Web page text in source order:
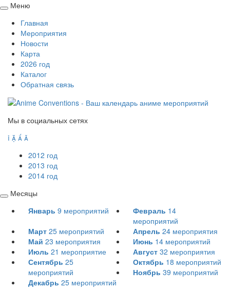
Свернуть
развернуть
Меню
Главная
Мероприятия
Новости
Карта
2026 год
Каталог
Обратная связь
Мы в социальных сетях
   
2012 год
2013 год
2014 год
Свернуть
Месяцы
Январь 9 мероприятий Февраль 14
мероприятий
Март 25 мероприятий Апрель 24 мероприятия
Май 23 мероприятия Июнь 14 мероприятий
Июль 21 мероприятие Август 32 мероприятия
Сентябрь 25
мероприятий
Октябрь 18 мероприятий
Ноябрь 39 мероприятий
Декабрь 25 мероприятий